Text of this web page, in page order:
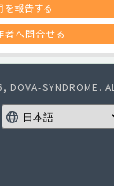
報告する
者へ問合せる
SYNDROME.